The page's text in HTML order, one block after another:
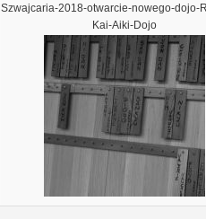
Szwajcaria-2018-otwarcie-nowego-dojo-
Kai-Aiki-Dojo